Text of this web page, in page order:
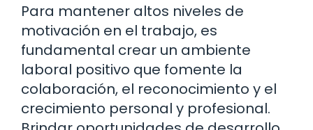
Para mantener altos niveles de
motivación en el trabajo, es
fundamental crear un ambiente
laboral positivo que fomente la
colaboración, el reconocimiento y el
crecimiento personal y profesional.